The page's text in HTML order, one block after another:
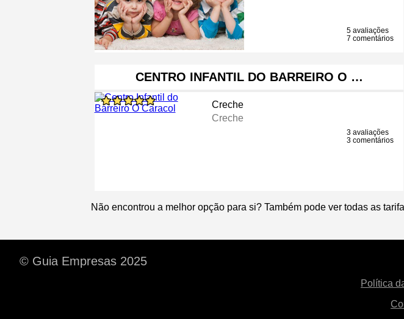
5 avaliações
7 comentários
CENTRO INFANTIL DO BARREIRO O …
Creche
Creche
3 avaliações
3 comentários
Não encontrou a melhor opção para si? Também pode ver todas as
© Guia Empresas 2025
Política